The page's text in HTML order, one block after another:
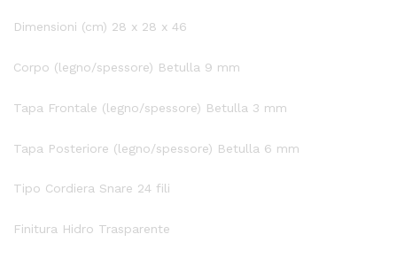
Dimensioni (cm) 28 x 28 x 46
Corpo (legno/spessore) Betulla 9 mm
Tapa Frontale (legno/spessore) Betulla 3 mm
Tapa Posteriore (legno/spessore) Betulla 6 mm
Tipo Cordiera Snare 24 fili
Finitura Hidro Trasparente